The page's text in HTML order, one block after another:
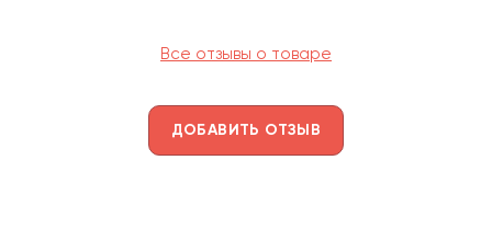
Все отзывы о товаре
ДОБАВИТЬ ОТЗЫВ